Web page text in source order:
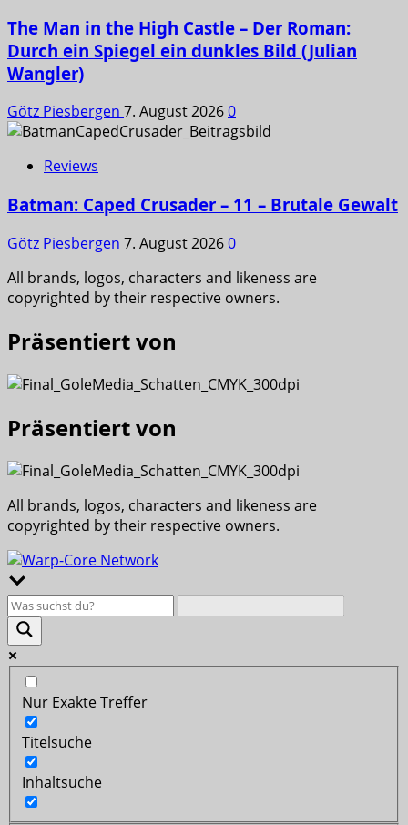
The Man in the High Castle – Der Roman:
Durch ein Spiegel ein dunkles Bild (Julian
Wangler)
Götz Piesbergen 7. August 20260
Reviews
Batman: Caped Crusader – 11 – Brutale Gewalt
Götz Piesbergen 7. August 20260
All brands, logos, characters and likeness are
copyrighted by their respective owners.
Präsentiert von
Präsentiert von
All brands, logos, characters and likeness are
copyrighted by their respective owners.
Nur Exakte Treffer
Titelsuche
Inhaltsuche